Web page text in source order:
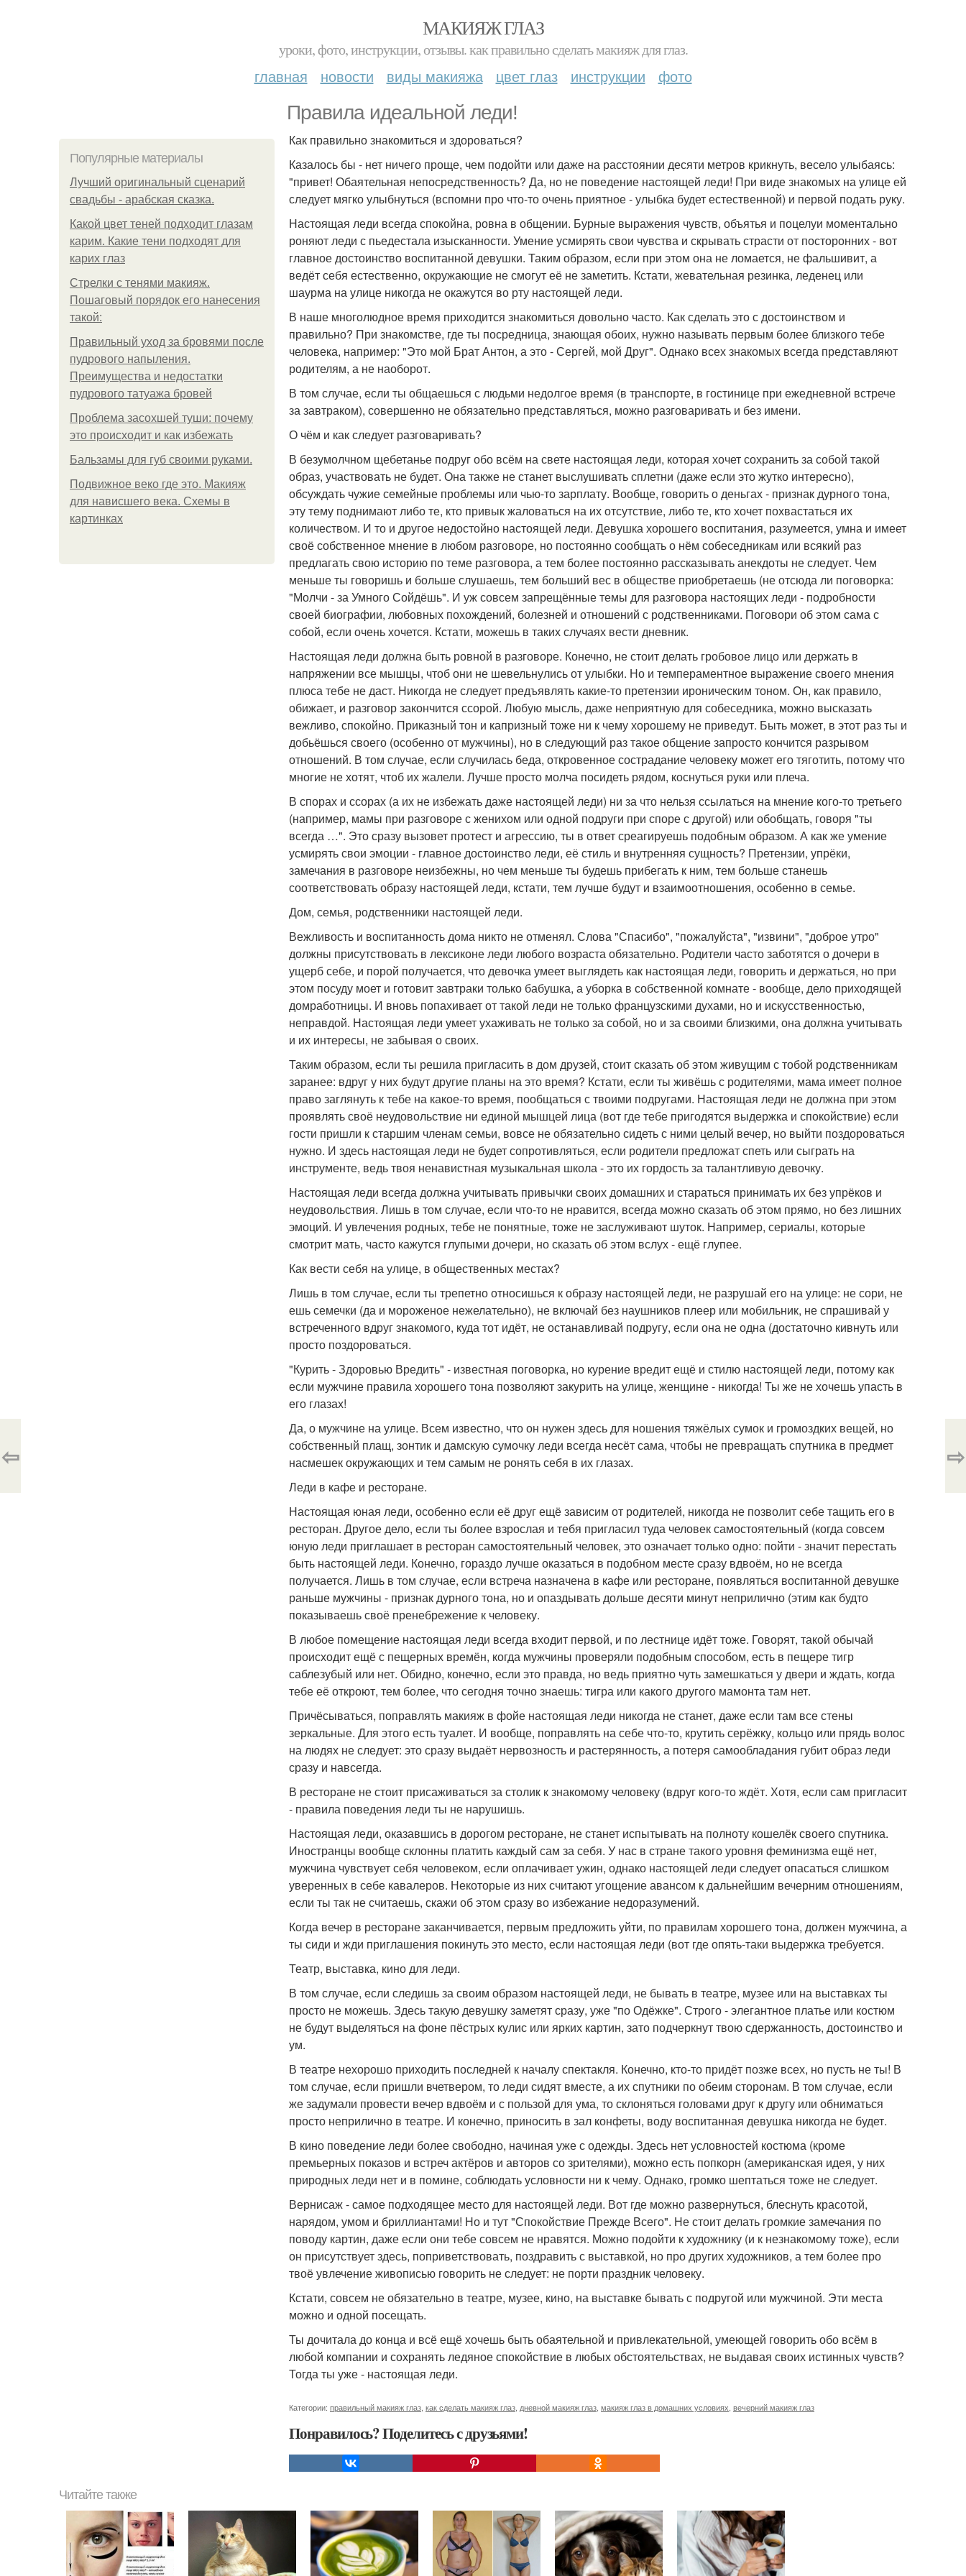
МАКИЯЖ ГЛАЗ
уроки, фото, инструкции, отзывы. как правильно сделать макияж для глаз.
главная новости виды макияжа цвет глаз инструкции фото
Правила идеальной леди!
Популярные материалы
Лучший оригинальный сценарий
свадьбы - арабская сказка.
Какой цвет теней подходит глазам
карим. Какие тени подходят для
карих глаз
Стрелки с тенями макияж.
Пошаговый порядок его нанесения
такой:
Правильный уход за бровями после
пудрового напыления.
Преимущества и недостатки
пудрового татуажа бровей
Проблема засохшей туши: почему
это происходит и как избежать
Бальзамы для губ своими руками.
Подвижное веко где это. Макияж
для нависшего века. Схемы в
картинках
Как правильно знакомиться и здороваться?
Казалось бы - нет ничего проще, чем подойти или даже на расстоянии десяти метров крикнуть, весело улыбаясь:
"привет! Обаятельная непосредственность? Да, но не поведение настоящей леди! При виде знакомых на улице ей
следует мягко улыбнуться (вспомни про что-то очень приятное - улыбка будет естественной) и первой подать руку.
Настоящая леди всегда спокойна, ровна в общении. Бурные выражения чувств, объятья и поцелуи моментально
роняют леди с пьедестала изысканности. Умение усмирять свои чувства и скрывать страсти от посторонних - вот
главное достоинство воспитанной девушки. Таким образом, если при этом она не ломается, не фальшивит, а
ведёт себя естественно, окружающие не смогут её не заметить. Кстати, жевательная резинка, леденец или
шаурма на улице никогда не окажутся во рту настоящей леди.
В наше многолюдное время приходится знакомиться довольно часто. Как сделать это с достоинством и
правильно? При знакомстве, где ты посредница, знающая обоих, нужно называть первым более близкого тебе
человека, например: "Это мой Брат Антон, а это - Сергей, мой Друг". Однако всех знакомых всегда представляют
родителям, а не наоборот.
В том случае, если ты общаешься с людьми недолгое время (в транспорте, в гостинице при ежедневной встрече
за завтраком), совершенно не обязательно представляться, можно разговаривать и без имени.
О чём и как следует разговаривать?
В безумолчном щебетанье подруг обо всём на свете настоящая леди, которая хочет сохранить за собой такой
образ, участвовать не будет. Она также не станет выслушивать сплетни (даже если это жутко интересно),
обсуждать чужие семейные проблемы или чью-то зарплату. Вообще, говорить о деньгах - признак дурного тона,
эту тему поднимают либо те, кто привык жаловаться на их отсутствие, либо те, кто хочет похвастаться их
количеством. И то и другое недостойно настоящей леди. Девушка хорошего воспитания, разумеется, умна и имеет
своё собственное мнение в любом разговоре, но постоянно сообщать о нём собеседникам или всякий раз
предлагать свою историю по теме разговора, а тем более постоянно рассказывать анекдоты не следует. Чем
меньше ты говоришь и больше слушаешь, тем больший вес в обществе приобретаешь (не отсюда ли поговорка:
"Молчи - за Умного Сойдёшь". И уж совсем запрещённые темы для разговора настоящих леди - подробности
своей биографии, любовных похождений, болезней и отношений с родственниками. Поговори об этом сама с
собой, если очень хочется. Кстати, можешь в таких случаях вести дневник.
Настоящая леди должна быть ровной в разговоре. Конечно, не стоит делать гробовое лицо или держать в
напряжении все мышцы, чтоб они не шевельнулись от улыбки. Но и темпераментное выражение своего мнения
плюса тебе не даст. Никогда не следует предъявлять какие-то претензии ироническим тоном. Он, как правило,
обижает, и разговор закончится ссорой. Любую мысль, даже неприятную для собеседника, можно высказать
вежливо, спокойно. Приказный тон и капризный тоже ни к чему хорошему не приведут. Быть может, в этот раз ты и
добьёшься своего (особенно от мужчины), но в следующий раз такое общение запросто кончится разрывом
отношений. В том случае, если случилась беда, откровенное сострадание человеку может его тяготить, потому что
многие не хотят, чтоб их жалели. Лучше просто молча посидеть рядом, коснуться руки или плеча.
В спорах и ссорах (а их не избежать даже настоящей леди) ни за что нельзя ссылаться на мнение кого-то третьего
(например, мамы при разговоре с женихом или одной подруги при споре с другой) или обобщать, говоря "ты
всегда …". Это сразу вызовет протест и агрессию, ты в ответ среагируешь подобным образом. А как же умение
усмирять свои эмоции - главное достоинство леди, её стиль и внутренняя сущность? Претензии, упрёки,
замечания в разговоре неизбежны, но чем меньше ты будешь прибегать к ним, тем больше станешь
соответствовать образу настоящей леди, кстати, тем лучше будут и взаимоотношения, особенно в семье.
Дом, семья, родственники настоящей леди.
Вежливость и воспитанность дома никто не отменял. Слова "Спасибо", "пожалуйста", "извини", "доброе утро"
должны присутствовать в лексиконе леди любого возраста обязательно. Родители часто заботятся о дочери в
ущерб себе, и порой получается, что девочка умеет выглядеть как настоящая леди, говорить и держаться, но при
этом посуду моет и готовит завтраки только бабушка, а уборка в собственной комнате - вообще, дело приходящей
домработницы. И вновь попахивает от такой леди не только французскими духами, но и искусственностью,
неправдой. Настоящая леди умеет ухаживать не только за собой, но и за своими близкими, она должна учитывать
и их интересы, не забывая о своих.
Таким образом, если ты решила пригласить в дом друзей, стоит сказать об этом живущим с тобой родственникам
заранее: вдруг у них будут другие планы на это время? Кстати, если ты живёшь с родителями, мама имеет полное
право заглянуть к тебе на какое-то время, пообщаться с твоими подругами. Настоящая леди не должна при этом
проявлять своё неудовольствие ни единой мышцей лица (вот где тебе пригодятся выдержка и спокойствие) если
гости пришли к старшим членам семьи, вовсе не обязательно сидеть с ними целый вечер, но выйти поздороваться
нужно. И здесь настоящая леди не будет сопротивляться, если родители предложат спеть или сыграть на
инструменте, ведь твоя ненавистная музыкальная школа - это их гордость за талантливую девочку.
Настоящая леди всегда должна учитывать привычки своих домашних и стараться принимать их без упрёков и
неудовольствия. Лишь в том случае, если что-то не нравится, всегда можно сказать об этом прямо, но без лишних
эмоций. И увлечения родных, тебе не понятные, тоже не заслуживают шуток. Например, сериалы, которые
смотрит мать, часто кажутся глупыми дочери, но сказать об этом вслух - ещё глупее.
Как вести себя на улице, в общественных местах?
Лишь в том случае, если ты трепетно относишься к образу настоящей леди, не разрушай его на улице: не сори, не
ешь семечки (да и мороженое нежелательно), не включай без наушников плеер или мобильник, не спрашивай у
встреченного вдруг знакомого, куда тот идёт, не останавливай подругу, если она не одна (достаточно кивнуть или
просто поздороваться.
"Курить - Здоровью Вредить" - известная поговорка, но курение вредит ещё и стилю настоящей леди, потому как
если мужчине правила хорошего тона позволяют закурить на улице, женщине - никогда! Ты же не хочешь упасть в
его глазах!
Да, о мужчине на улице. Всем известно, что он нужен здесь для ношения тяжёлых сумок и громоздких вещей, но
собственный плащ, зонтик и дамскую сумочку леди всегда несёт сама, чтобы не превращать спутника в предмет
насмешек окружающих и тем самым не ронять себя в их глазах.
Леди в кафе и ресторане.
Настоящая юная леди, особенно если её друг ещё зависим от родителей, никогда не позволит себе тащить его в
ресторан. Другое дело, если ты более взрослая и тебя пригласил туда человек самостоятельный (когда совсем
юную леди приглашает в ресторан самостоятельный человек, это означает только одно: пойти - значит перестать
быть настоящей леди. Конечно, гораздо лучше оказаться в подобном месте сразу вдвоём, но не всегда
получается. Лишь в том случае, если встреча назначена в кафе или ресторане, появляться воспитанной девушке
раньше мужчины - признак дурного тона, но и опаздывать дольше десяти минут неприлично (этим как будто
показываешь своё пренебрежение к человеку.
В любое помещение настоящая леди всегда входит первой, и по лестнице идёт тоже. Говорят, такой обычай
происходит ещё с пещерных времён, когда мужчины проверяли подобным способом, есть в пещере тигр
саблезубый или нет. Обидно, конечно, если это правда, но ведь приятно чуть замешкаться у двери и ждать, когда
тебе её откроют, тем более, что сегодня точно знаешь: тигра или какого другого мамонта там нет.
Причёсываться, поправлять макияж в фойе настоящая леди никогда не станет, даже если там все стены
зеркальные. Для этого есть туалет. И вообще, поправлять на себе что-то, крутить серёжку, кольцо или прядь волос
на людях не следует: это сразу выдаёт нервозность и растерянность, а потеря самообладания губит образ леди
сразу и навсегда.
В ресторане не стоит присаживаться за столик к знакомому человеку (вдруг кого-то ждёт. Хотя, если сам пригласит
- правила поведения леди ты не нарушишь.
Настоящая леди, оказавшись в дорогом ресторане, не станет испытывать на полноту кошелёк своего спутника.
Иностранцы вообще склонны платить каждый сам за себя. У нас в стране такого уровня феминизма ещё нет,
мужчина чувствует себя человеком, если оплачивает ужин, однако настоящей леди следует опасаться слишком
уверенных в себе кавалеров. Некоторые из них считают угощение авансом к дальнейшим вечерним отношениям,
если ты так не считаешь, скажи об этом сразу во избежание недоразумений.
Когда вечер в ресторане заканчивается, первым предложить уйти, по правилам хорошего тона, должен мужчина, а
ты сиди и жди приглашения покинуть это место, если настоящая леди (вот где опять-таки выдержка требуется.
Театр, выставка, кино для леди.
В том случае, если следишь за своим образом настоящей леди, не бывать в театре, музее или на выставках ты
просто не можешь. Здесь такую девушку заметят сразу, уже "по Одёжке". Строго - элегантное платье или костюм
не будут выделяться на фоне пёстрых кулис или ярких картин, зато подчеркнут твою сдержанность, достоинство и
ум.
В театре нехорошо приходить последней к началу спектакля. Конечно, кто-то придёт позже всех, но пусть не ты! В
том случае, если пришли вчетвером, то леди сидят вместе, а их спутники по обеим сторонам. В том случае, если
же задумали провести вечер вдвоём и с пользой для ума, то склоняться головами друг к другу или обниматься
просто неприлично в театре. И конечно, приносить в зал конфеты, воду воспитанная девушка никогда не будет.
В кино поведение леди более свободно, начиная уже с одежды. Здесь нет условностей костюма (кроме
премьерных показов и встреч актёров и авторов со зрителями), можно есть попкорн (американская идея, у них
природных леди нет и в помине, соблюдать условности ни к чему. Однако, громко шептаться тоже не следует.
Вернисаж - самое подходящее место для настоящей леди. Вот где можно развернуться, блеснуть красотой,
нарядом, умом и бриллиантами! Но и тут "Спокойствие Прежде Всего". Не стоит делать громкие замечания по
поводу картин, даже если они тебе совсем не нравятся. Можно подойти к художнику (и к незнакомому тоже), если
он присутствует здесь, поприветствовать, поздравить с выставкой, но про других художников, а тем более про
твоё увлечение живописью говорить не следует: не порти праздник человеку.
Кстати, совсем не обязательно в театре, музее, кино, на выставке бывать с подругой или мужчиной. Эти места
можно и одной посещать.
Ты дочитала до конца и всё ещё хочешь быть обаятельной и привлекательной, умеющей говорить обо всём в
любой компании и сохранять ледяное спокойствие в любых обстоятельствах, не выдавая своих истинных чувств?
Тогда ты уже - настоящая леди.
Категории: правильный макияж глаз как сделать макияж глаз дневной макияж глаз макияж глаз в домашних условиях вечерний макияж глаз
Понравилось? Поделитесь с друзьями!
⇦ ⇨
Читайте также